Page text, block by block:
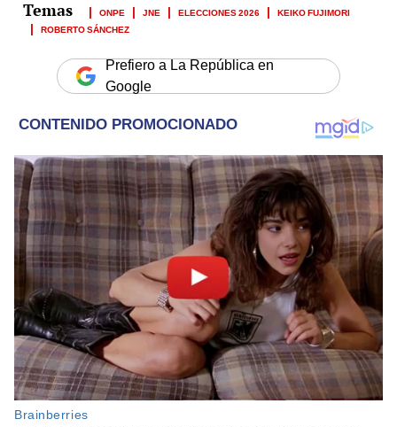
ONPE JNE ELECCIONES 2026
KEIKO FUJIMORI
ROBERTO SÁNCHEZ
Prefiero a La República en
Google